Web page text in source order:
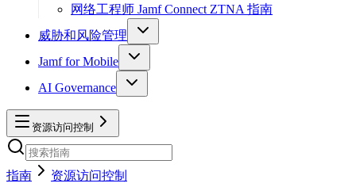
网络工程师 Jamf Connect ZTNA 指南
威胁和风险管理
Jamf for Mobile
AI Governance
资源访问控制
指南 资源访问控制